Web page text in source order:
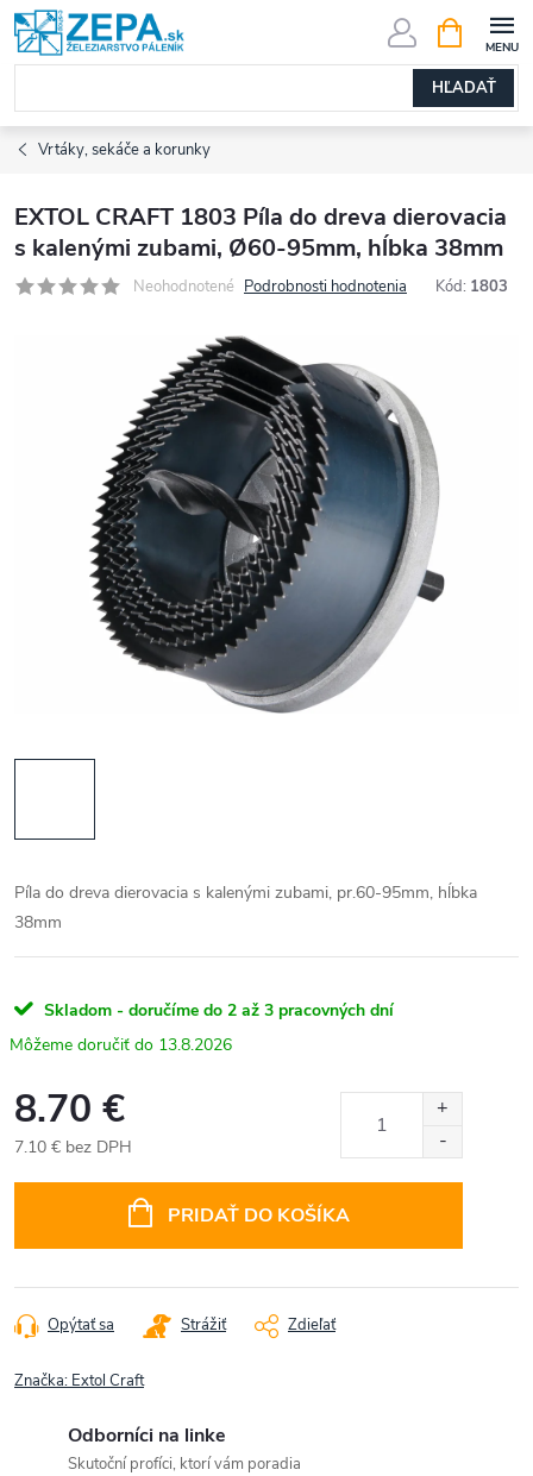
Prejsť
na
obsah
HĽADAŤ
KOŠÍK
Vrtáky, sekáče a korunky
EXTOL CRAFT 1803 Píla do dreva dierovacia
s kalenými zubami, Ø60-95mm, hĺbka 38mm
Neohodnotené Podrobnosti hodnotenia Kód: 1803
Píla do dreva dierovacia s kalenými zubami, pr.60-95mm, hĺbka
38mm
Skladom - doručíme do 2 až 3 pracovných dní
13.8.2026
8.70 €
7.10 € bez DPH
PRIDAŤ DO KOŠÍKA
Opýtať sa Strážiť Zdieľať
Značka: Extol Craft
Odborníci na linke
Skutoční profíci, ktorí vám poradia